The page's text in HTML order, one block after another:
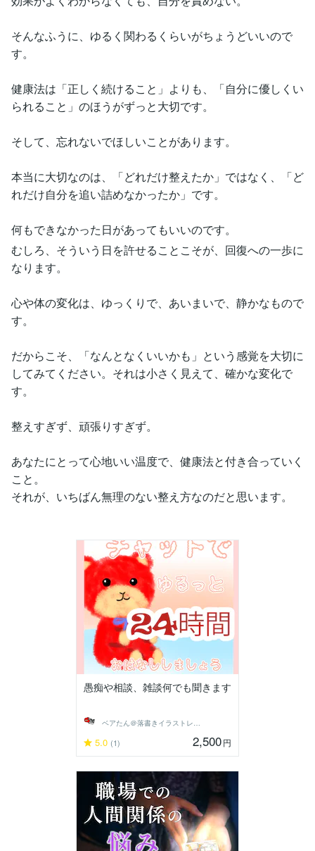
そんなふうに、ゆるく関わるくらいがちょうどいいので
す。
健康法は「正しく続けること」よりも、「自分に優しくい
られること」のほうがずっと大切です。
そして、忘れないでほしいことがあります。
本当に大切なのは、「どれだけ整えたか」ではなく、「ど
れだけ自分を追い詰めなかったか」です。
何もできなかった日があってもいいのです。
むしろ、そういう日を許せることこそが、回復への一歩に
なります。
心や体の変化は、ゆっくりで、あいまいで、静かなもので
す。
だからこそ、「なんとなくいいかも」という感覚を大切に
してみてください。それは小さく見えて、確かな変化で
す。
整えすぎず、頑張りすぎず。
あなたにとって心地いい温度で、健康法と付き合っていく
こと。
それが、いちばん無理のない整え方なのだと思います。
愚痴や相談、雑談何でも聞きます
ベアたん＠落書きイラストレーター
5.0 (1) 2,500円